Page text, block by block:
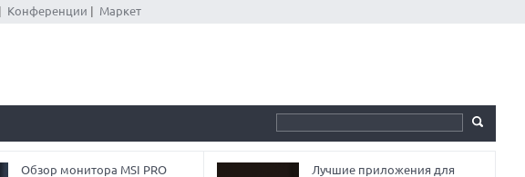
Конференции Маркет
Обзор монитора MSI PRO
Лучшие приложения для